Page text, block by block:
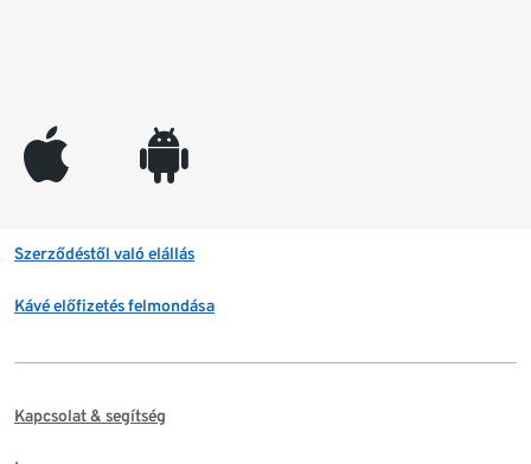
appleinc android
Szerződéstől való elállás
Kávé előfizetés felmondása
Kapcsolat & segítség